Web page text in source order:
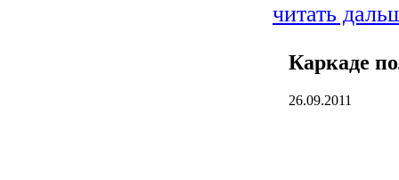
читать
Каркаде
26.09.2011